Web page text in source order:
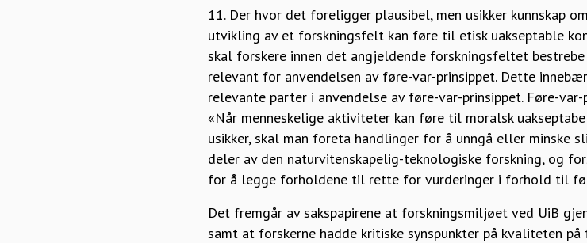
11. Der hvor det foreligger plausibel, men usikker kunnskap
utvikling av et forskningsfelt kan føre til etisk uakseptable
skal forskere innen det angjeldende forskningsfeltet bestrebe
relevant for anvendelsen av føre-var-prinsippet. Dette
relevante parter i anvendelse av føre-var-prinsippet. Føre-
«Når menneskelige aktiviteter kan føre til moralsk
usikker, skal man foreta handlinger for å unngå eller minske
deler av den naturvitenskapelig-teknologiske forskning, og
for å legge forholdene til rette for vurderinger i forhold til
Det fremgår av sakspapirene at forskningsmiljøet ved UiB
samt at forskerne hadde kritiske synspunkter på kvaliteten